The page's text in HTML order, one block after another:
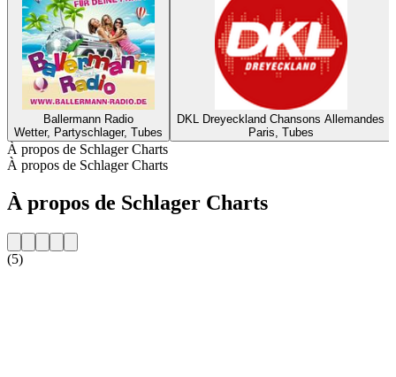
Ballermann Radio
Wetter, Partyschlager, Tubes
DKL Dreyeckland Chansons Allemandes
Paris, Tubes
À propos de Schlager Charts
À propos de Schlager Charts
À propos de Schlager Charts
(5)